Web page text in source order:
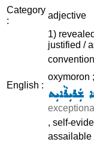
Category
:
adjective
English :
1)
justified /
oxymoron ;
ܫܲܪܝܼܪܵܐܝܼܬ
, self-
assailable